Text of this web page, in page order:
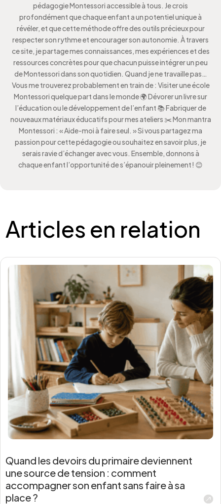
pédagogie Montessori accessible à tous. Je crois
profondément que chaque enfant a un potentiel unique à
révéler, et que cette méthode offre des outils précieux pour
respecter son rythme et encourager son autonomie. À travers
ce site, je partage mes connaissances, mes expériences et des
ressources concrètes pour que chacun puisse intégrer un peu
de Montessori dans son quotidien. Quand je ne travaille pas…
Vous me trouverez probablement en train de : Visiter une école
Montessori quelque part dans le monde 🌍 Dévorer un livre sur
l’éducation ou le développement de l’enfant 📚 Fabriquer de
nouveaux matériaux éducatifs pour mes ateliers ✂️ Mon mantra
Montessori : « Aide-moi à faire seul. » Si vous partagez ma
passion pour cette pédagogie ou souhaitez en savoir plus, je
serais ravie d’échanger avec vous. Ensemble, donnons à
chaque enfant l’opportunité de s’épanouir pleinement ! 😊
Articles en relation
Quand les devoirs du primaire deviennent
une source de tension : comment
accompagner son enfant sans faire à sa
place ?